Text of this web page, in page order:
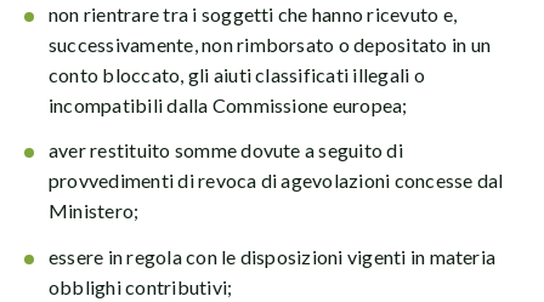
non rientrare tra i soggetti che hanno ricevuto e,
successivamente, non rimborsato o depositato in un
conto bloccato, gli aiuti classificati illegali o
incompatibili dalla Commissione europea;
aver restituito somme dovute a seguito di
provvedimenti di revoca di agevolazioni concesse dal
Ministero;
essere in regola con le disposizioni vigenti in materia
obblighi contributivi;